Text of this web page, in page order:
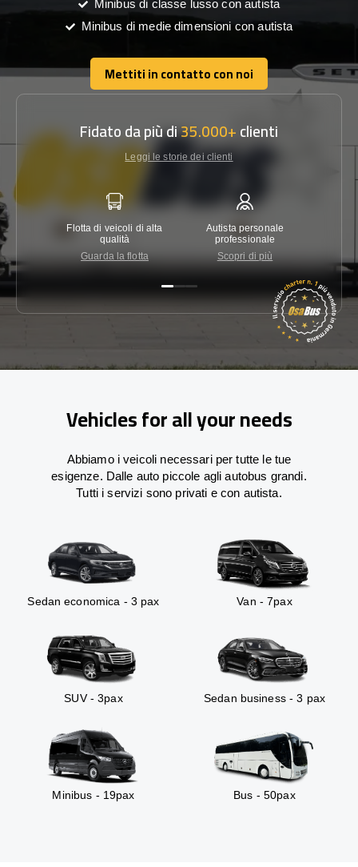
Minibus di classe lusso con autista
Minibus di medie dimensioni con autista
Mettiti in contatto con noi
Mettiti in contatto con noi
Fidato da più di35.000+clienti
Leggi le storie dei clienti
Flotta di veicoli di alta
qualità
Guarda la flotta
Autista personale
professionale
Scopri di più
Vehicles for all your needs
Abbiamo i veicoli necessari per tutte le tue
esigenze. Dalle auto piccole agli autobus grandi.
Tutti i servizi sono privati e con autista.
Sedan economica - 3 pax Van - 7pax
SUV - 3pax Sedan business - 3 pax
Minibus - 19pax Bus - 50pax